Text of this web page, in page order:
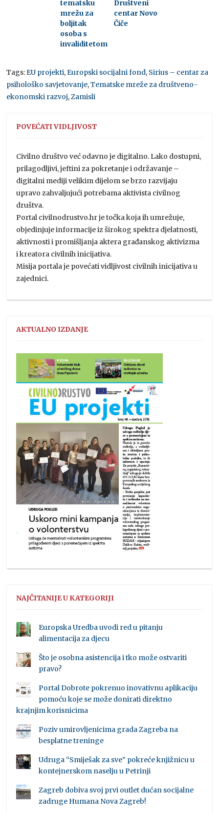
tematsku
mrežu za
boljitak
osoba s
invaliditetom
Društveni
centar Novo
Čiče
Tags:EU projekti,Europski socijalni fond, Sirius – centar za
psihološko savjetovanje,Tematske mreže za društveno-
ekonomski razvoj,Zamisli
POVEĆATI VIDLJIVOST
Civilno društvo već odavno je digitalno. Lako dostupni,
prilagodljivi, jeftini za pokretanje i održavanje –
digitalni mediji velikim dijelom se brzo razvijaju
upravo zahvaljujući potrebama aktivista civilnog
društva.
Portal civilnodrustvo.hr je točka koja ih umrežuje,
objedinjuje informacije iz širokog spektra djelatnosti,
aktivnosti i promišljanja aktera građanskog aktivizma
i kreatora civilnih inicijativa.
Misija portala je povećati vidljivost civilnih inicijativa u
zajednici.
AKTUALNO IZDANJE
NAJČITANIJE U KATEGORIJI
Europska Uredba uvodi red u pitanju
alimentacija za djecu
Što je osobna asistencija i tko može ostvariti
pravo?
Portal Dobrote pokrenuo inovativnu aplikaciju
pomoću koje se može donirati direktno
krajnjim korisnicima
Poziv umirovljenicima grada Zagreba na
besplatne treninge
Udruga “Smiješak za sve” pokreće knjižnicu u
kontejnerskom naselju u Petrinji
Zagreb dobiva svoj prvi outlet dućan socijalne
zadruge Humana Nova Zagreb!